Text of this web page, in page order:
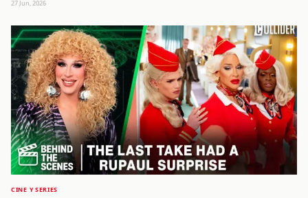
27 Jun, 2026
CINE Y SERIES